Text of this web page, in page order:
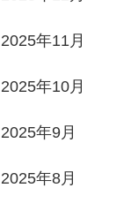
2025年11月
2025年10月
2025年9月
2025年8月